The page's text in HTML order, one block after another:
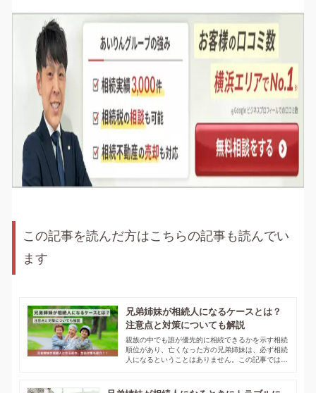
この記事を読んだ方はこちらの記事も読んでい
ます
兄弟姉妹が相続人になるケースとは？
注意点と対策についても解説
親族の中でも誰が優先的に相続できるかを示す相続
順位があり、亡くなった方の兄弟姉妹は、必ず相続
人になるということはありません。この記事では兄